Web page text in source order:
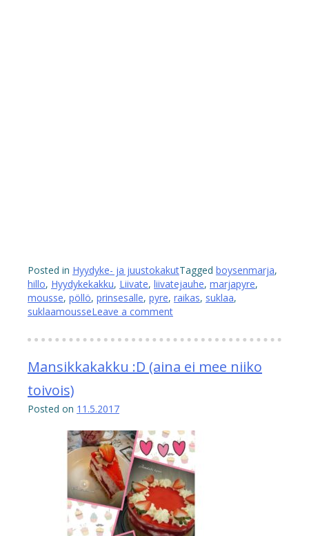
Posted in Hyydyke- ja juustokakutTagged boysenmarja,
hillo, Hyydykekakku, Liivate, liivatejauhe, marjapyre,
mousse, pöllö, prinsesalle, pyre, raikas, suklaa,
suklaamousseLeave a comment
Mansikkakakku :D (aina ei mee niiko
toivois)
Posted on 11.5.2017